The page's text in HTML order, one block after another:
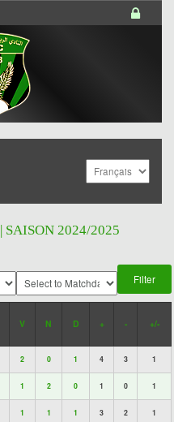
| SAISON 2024/2025
V N D + - +/-
2 0 1 4 3 1
1 2 0 1 0 1
1 1 1 3 2 1